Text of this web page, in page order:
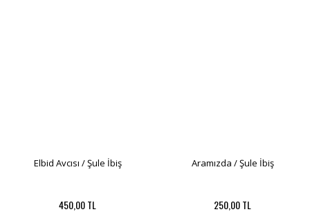
Elbid Avcısı / Şule İbiş
450,00 TL
Aramızda / Şule İbiş
250,00 TL